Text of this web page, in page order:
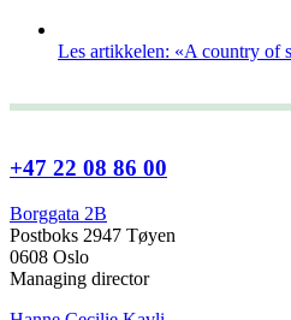
Les artikkelen: «A country of
+47 22 08 86 00
Borggata 2B
Postboks 2947 Tøyen
0608 Oslo
Managing director